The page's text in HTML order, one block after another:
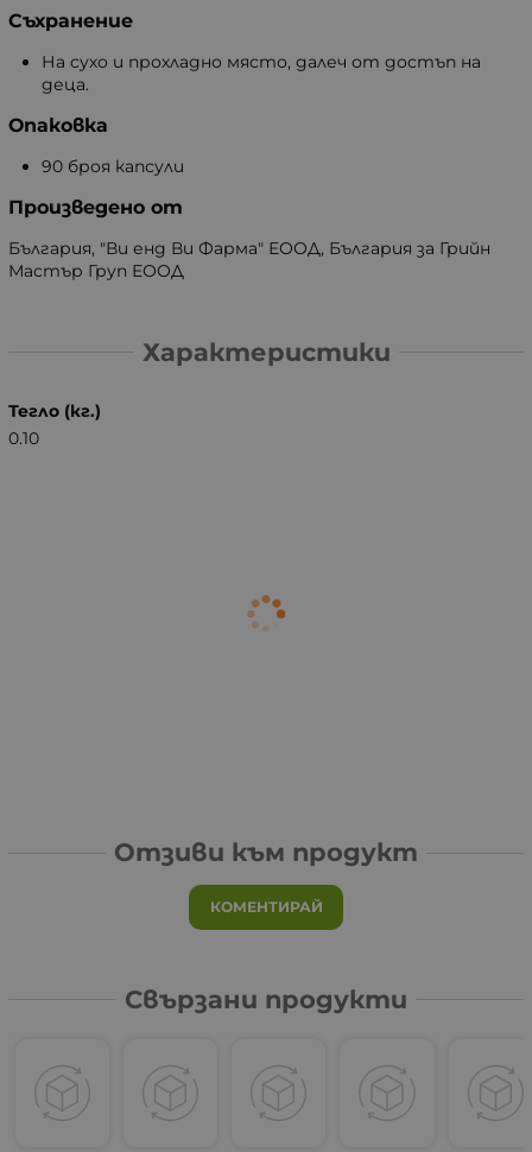
Съхранение
На сухо и прохладно място, далеч от достъп на
деца.
Опаковка
90 броя капсули
Произведено от
България, "Ви енд Ви Фарма" ЕООД, България за Грийн
Мастър Груп ЕООД
Характеристики
Тегло (кг.)
0.10
Отзиви към продукт
КОМЕНТИРАЙ
Свързани продукти